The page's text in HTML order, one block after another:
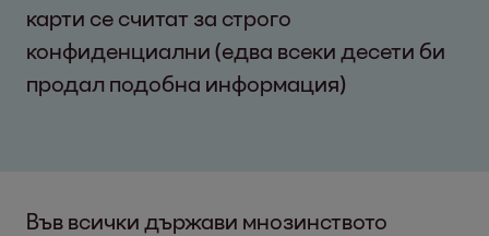
карти се считат за строго
конфиденциални (едва всеки десети би
продал подобна информация)
Във всички държави мнозинството